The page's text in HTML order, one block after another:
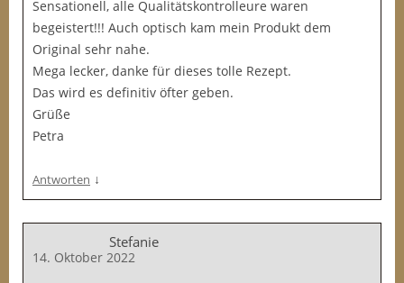
Sensationell, alle Qualitätskontrolleure waren
begeistert!!! Auch optisch kam mein Produkt dem
Original sehr nahe.
Mega lecker, danke für dieses tolle Rezept.
Das wird es definitiv öfter geben.
Grüße
Petra
Antworten ↓
Stefanie
14. Oktober 2022